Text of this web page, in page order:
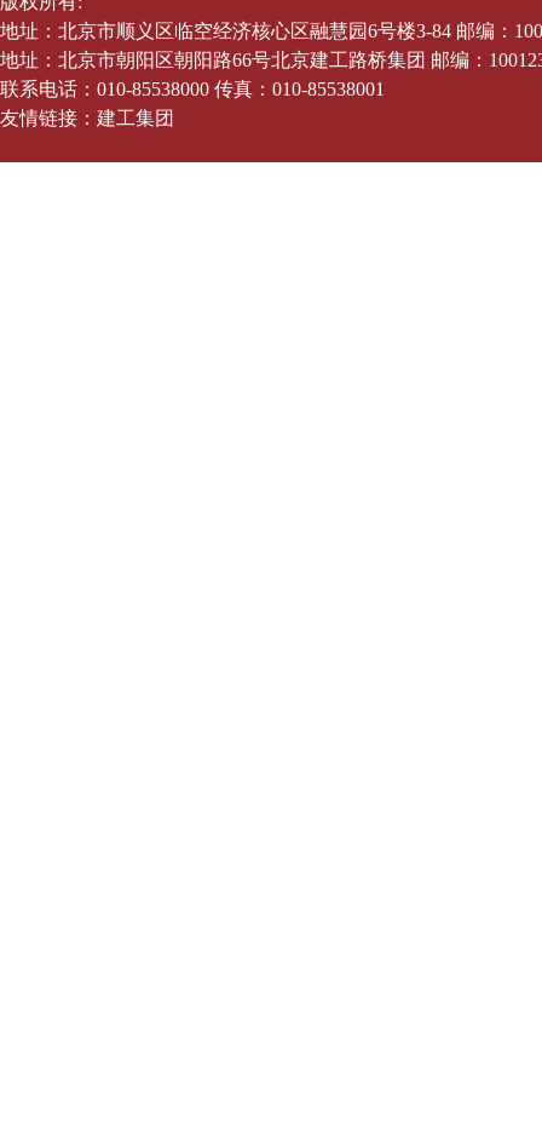
地址：北京市顺义区临空经济核心区融慧园6号楼3-84 邮编：
地址：北京市朝阳区朝阳路66号北京建工路桥集团 邮编：
联系电话：010-85538000 传真：010-85538001
友情链接： 建工集团